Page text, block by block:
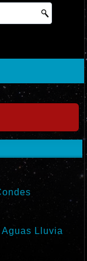
Lluvia